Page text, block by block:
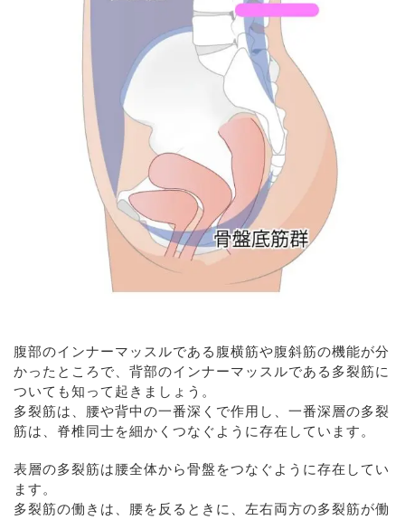
腹部のインナーマッスルである腹横筋や腹斜筋の機能が分
かったところで、背部のインナーマッスルである多裂筋に
ついても知って起きましょう。
多裂筋は、腰や背中の一番深くで作用し、一番深層の多裂
筋は、脊椎同士を細かくつなぐように存在しています。
表層の多裂筋は腰全体から骨盤をつなぐように存在してい
ます。
多裂筋の働きは、腰を反るときに、左右両方の多裂筋が働